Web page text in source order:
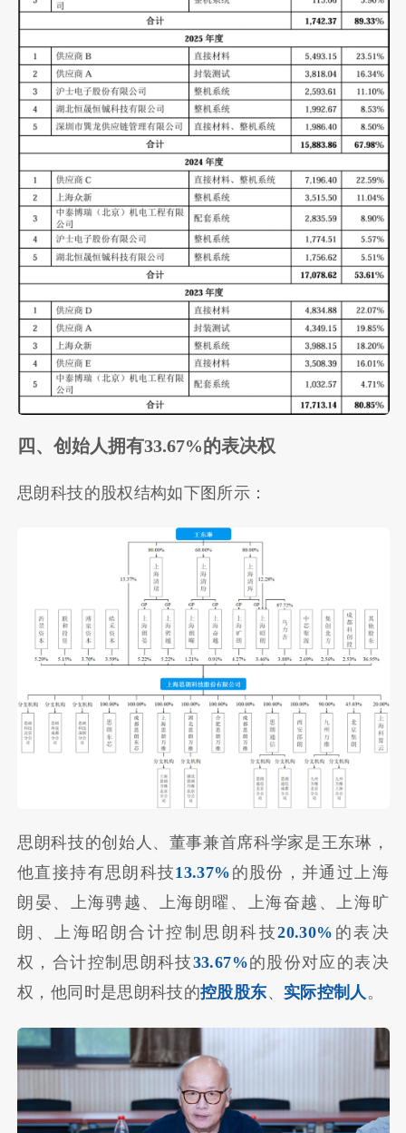
四、创始人拥有33.67%的表决权
思朗科技的股权结构如下图所示：
思朗科技的创始人、董事兼首席科学家是王东琳，
他直接持有思朗科技13.37% 的股份，并通过上海
朗晏、上海骋越、上海朗曜、上海奋越、上海旷
朗、上海昭朗合计控制思朗科技20.30% 的表决
权，合计控制思朗科技33.67%的股份对应的表决
权，他同时是思朗科技的控股股东、 实际控制人 。